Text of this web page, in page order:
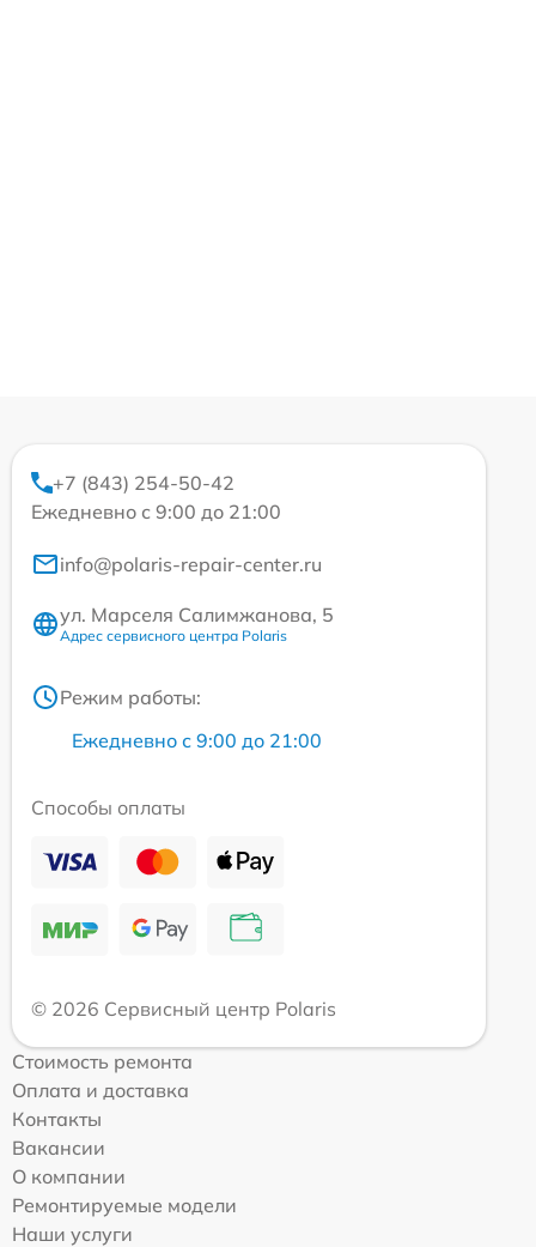
+7 (843) 254-50-42
Ежедневно с 9:00 до 21:00
info@polaris-repair-center.ru
ул. Марселя Салимжанова, 5
Адрес сервисного центра Polaris
Режим работы:
Ежедневно с 9:00 до 21:00
Способы оплаты
© 2026 Сервисный центр Polaris
Стоимость ремонта
Оплата и доставка
Контакты
Вакансии
О компании
Ремонтируемые модели
Наши услуги